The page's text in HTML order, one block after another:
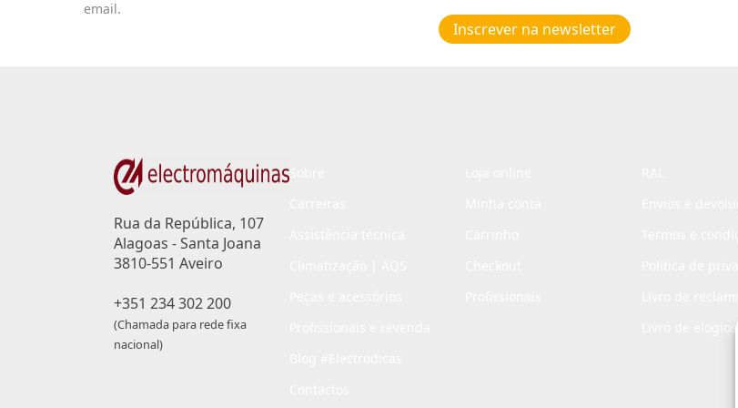
email.
de
privacidade
Inscrever na newsletter
Rua da República, 107
Alagoas - Santa Joana
3810-551 Aveiro
+351 234 302 200
(Chamada para rede fixa
nacional)
Livro de elogios